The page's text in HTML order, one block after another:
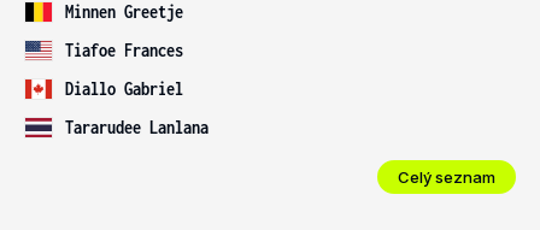
Minnen Greetje
Tiafoe Frances
Diallo Gabriel
Tararudee Lanlana
Celý seznam